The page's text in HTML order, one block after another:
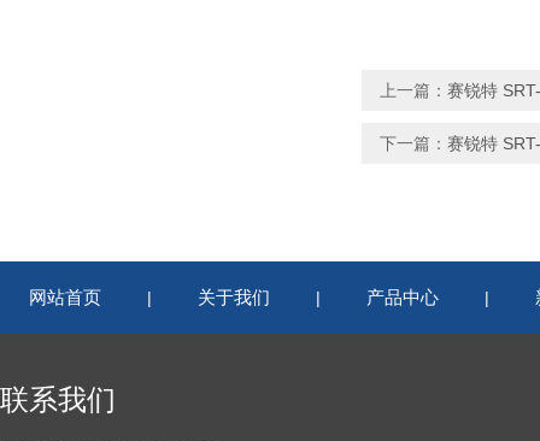
上一篇： 赛锐特
下一篇： 赛锐特
网站首页 | 关于我们 | 产品中心 |
联系我们